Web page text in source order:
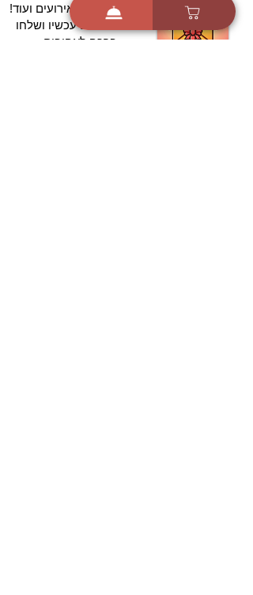
לחגים, ברכות לאירועים ועוד!
הורידו בחינם עכשיו ושלחו
ברכה לאהובים